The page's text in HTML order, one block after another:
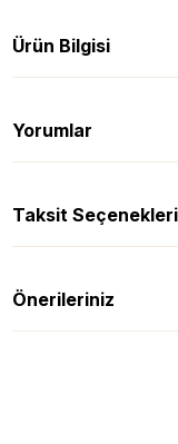
Ürün Bilgisi
Yorumlar
Taksit Seçenekleri
Önerileriniz